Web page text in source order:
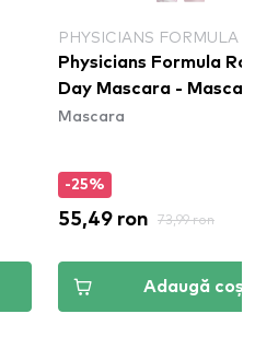
PHYSICIANS FORMULA
Physicians Formula
Day Mascara -
Mascara
-25%
55,49 ron 73,99 ron
Adaugă coș